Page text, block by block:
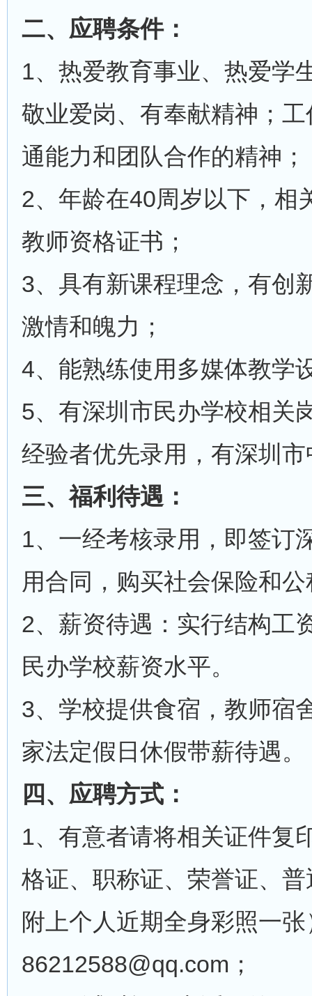
二、应聘条件：
1、热爱教育事业、热爱学
敬业爱岗、有奉献精神；
通能力和团队合作的精神；
2、年龄在40周岁以下，相
教师资格证书；
3、具有新课程理念，有创
激情和魄力；
4、能熟练使用多媒体教学
5、有深圳市民办学校相关
经验者优先录用，有深圳
三、福利待遇：
1、一经考核录用，即签订
用合同，购买社会保险和
2、薪资待遇：实行结构工
民办学校薪资水平。
3、学校提供食宿，教师宿
家法定假日休假带薪待遇。
四、应聘方式：
1、有意者请将相关证件复
格证、职称证、荣誉证、
附上个人近期全身彩照一
86212588@qq.com；